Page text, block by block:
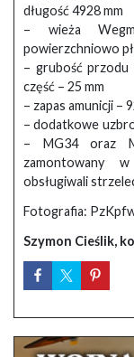
długość 4928 mm
– wieża
powierzchniowo
– grubość przodu
część – 25 mm
– zapas amunicji –
– dodatkowe
– MG34 oraz
zamontowany
obsługiwali
Fotografia:
Szymon Cieślik,